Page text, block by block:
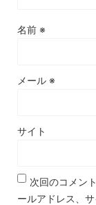
名前 ※
メール ※
サイト
次回のコメン
ールアドレス、サ